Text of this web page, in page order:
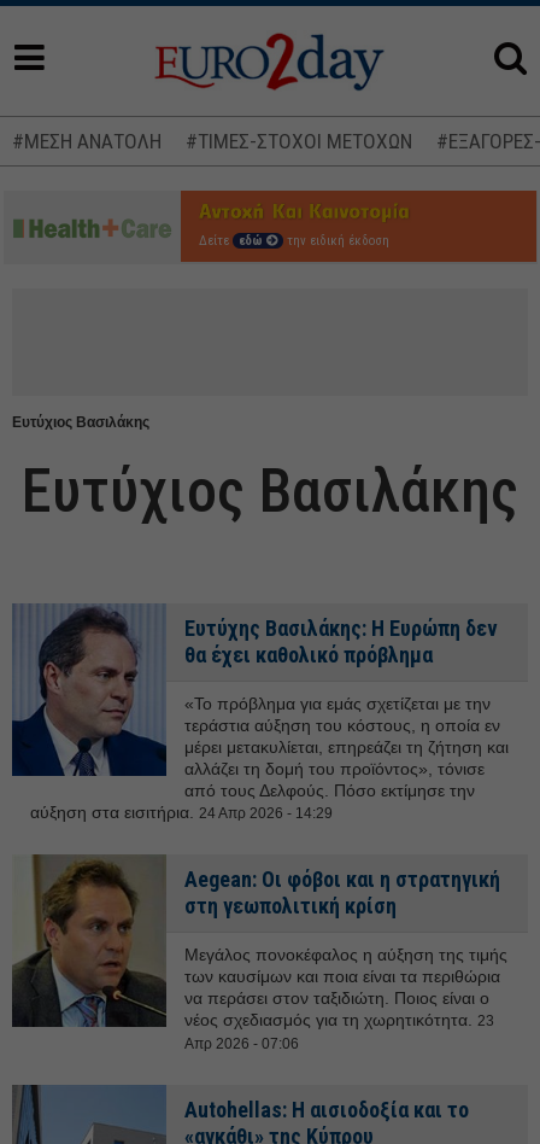
#ΜΕΣΗ ΑΝΑΤΟΛΗ #ΤΙΜΕΣ-ΣΤΟΧΟΙ ΜΕΤΟΧΩΝ
Δείτε εδώ την ειδική έκδοση
Ευτύχιος Βασιλάκης
Ευτύχιος Βασιλάκης
Ευτύχης Βασιλάκης: Η Ευρώπη δεν
θα έχει καθολικό πρόβλημα
«Το πρόβλημα για εμάς σχετίζεται με την
τεράστια αύξηση του κόστους, η οποία εν
μέρει μετακυλίεται, επηρεάζει τη ζήτηση και
αλλάζει τη δομή του προϊόντος», τόνισε
από τους Δελφούς. Πόσο εκτίμησε την
αύξηση στα εισιτήρια. 24 Απρ 2026 - 14:29
Aegean: Οι φόβοι και η στρατηγική
στη γεωπολιτική κρίση
Μεγάλος πονοκέφαλος η αύξηση της τιμής
των καυσίμων και ποια είναι τα περιθώρια
να περάσει στον ταξιδιώτη. Ποιος είναι ο
νέος σχεδιασμός για τη χωρητικότητα. 23
Απρ 2026 - 07:06
Autohellas: Η αισιοδοξία και το
«αγκάθι» της Κύπρου